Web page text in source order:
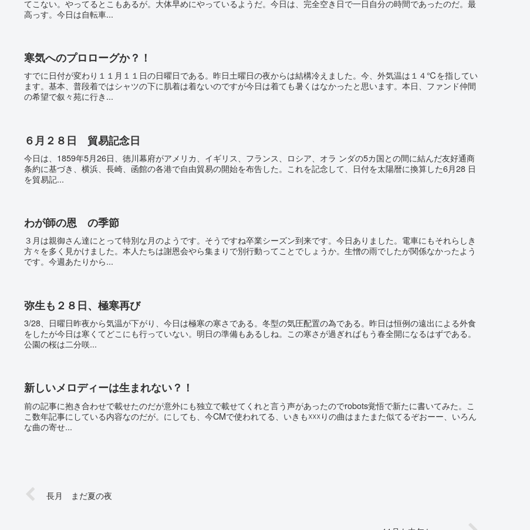
てこない。やってるとこもあるが。大体早めにやっているようだ。今日は、完全空き日で一日自分の時間であったのだ。最
高っす。今日は自転車...
寒気へのプロローグか？！
すでに日付が変わり１１月１１日の日曜日である。昨日土曜日の夜からは結構冷えました。今、外気温は１４℃を指してい
ます。基本、普段着ではシャツの下に肌着は着ないのですが今日は着ても暑くはなかったと思います。本日、ファンド仲間
の希望で叙々苑に行き...
６月２８日 貿易記念日
今日は、1859年5月26日、徳川幕府がアメリカ、イギリス、フランス、ロシア、オラ ンダの5カ国との間に結んだ友好通商
条約に基づき、横浜、長崎、函館の各港で自由貿易の開始を布告した。これを記念して、日付を太陽暦に換算した6月28 日
を貿易記...
わが師の恩 の季節
３月は親御さん達にとって特別な月のようです。そうですね卒業シーズン到来です。今日ありました。電車にもそれらしき
方々を多く見かけました。本人たちは謝恩会やら集まりで別行動ってことでしょうか。生憎の雨でしたが関係なかったよう
です。今週あたりから...
弥生も２８日、極寒再び
3/28、日曜日昨夜から気温が下がり、今日は極寒の寒さである。冬型の気圧配置の為である。昨日は恒例の遠出による外食
をしたが今日は寒くてどこにも行っていない。明日の準備もあるしね。この寒さが過ぎればもう春全開になるはずである。
公園の桜は二分咲...
新しいメロディーは生まれない？！
前の記事に抱き合わせで載せたのだが意外にも独立で載せてくれと言う声があったのでrobots覚悟で新たに書いてみた。こ
こ数年記事にしている内容なのだが。にしても、今CMで使われてる、いきも☓☓☓りの曲はまたまた似てるぞおーー、いろん
な曲の寄せ...
長月 まだ夏の夜